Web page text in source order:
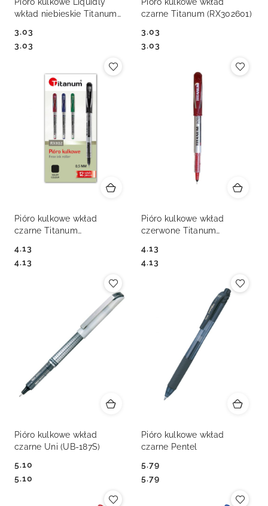
wkład niebieskie Titanum
Cena:
3.03
Cena:
3.03
czarne Titanum (RX302601)
Cena:
3.03
Cena:
3.03
Pióro kulkowe wkład
czarne Titanum
Cena:
4.13
Cena:
4.13
Pióro kulkowe wkład
czerwone Titanum
Cena:
4.13
Cena:
4.13
Pióro kulkowe wkład
czarne Uni (UB-187S)
Cena:
5.10
Cena:
5.10
Pióro kulkowe wkład
czarne Pentel
Cena:
5.79
Cena:
5.79